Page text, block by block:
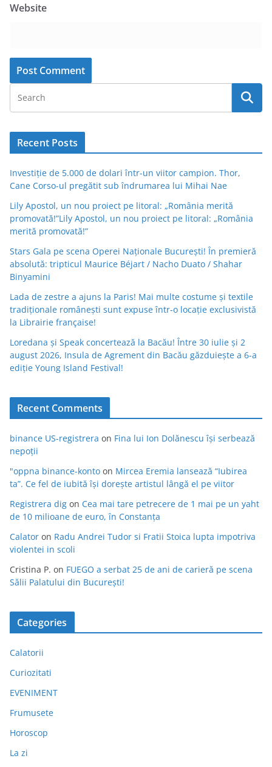
Website
Recent Posts
Investiție de 5.000 de dolari într-un viitor campion. Thor,
Cane Corso-ul pregătit sub îndrumarea lui Mihai Nae
Lily Apostol, un nou proiect pe litoral: „România merită
promovată!”Lily Apostol, un nou proiect pe litoral: „România
merită promovată!”
Stars Gala pe scena Operei Naționale București! În premieră
absolută: tripticul Maurice Béjart / Nacho Duato / Shahar
Binyamini
Lada de zestre a ajuns la Paris! Mai multe costume și textile
tradiționale românești sunt expuse într-o locație exclusivistă
la Librairie française!
Loredana și Speak concertează la Bacău! Între 30 iulie și 2
august 2026, Insula de Agrement din Bacău găzduiește a 6-a
ediție Young Island Festival!
Recent Comments
binance US-registrera on Fina lui Ion Dolănescu își serbează
nepoții
"oppna binance-konto on Mircea Eremia lansează “Iubirea
ta”. Ce fel de iubită își dorește artistul lângă el pe viitor
Registrera dig on Cea mai tare petrecere de 1 mai pe un yaht
de 10 milioane de euro, în Constanța
Calator on Radu Andrei Tudor si Fratii Stoica lupta impotriva
violentei in scoli
Cristina P. on FUEGO a serbat 25 de ani de carieră pe scena
Sălii Palatului din București!
Categories
Calatorii
Curiozitati
EVENIMENT
Frumusete
Horoscop
La zi